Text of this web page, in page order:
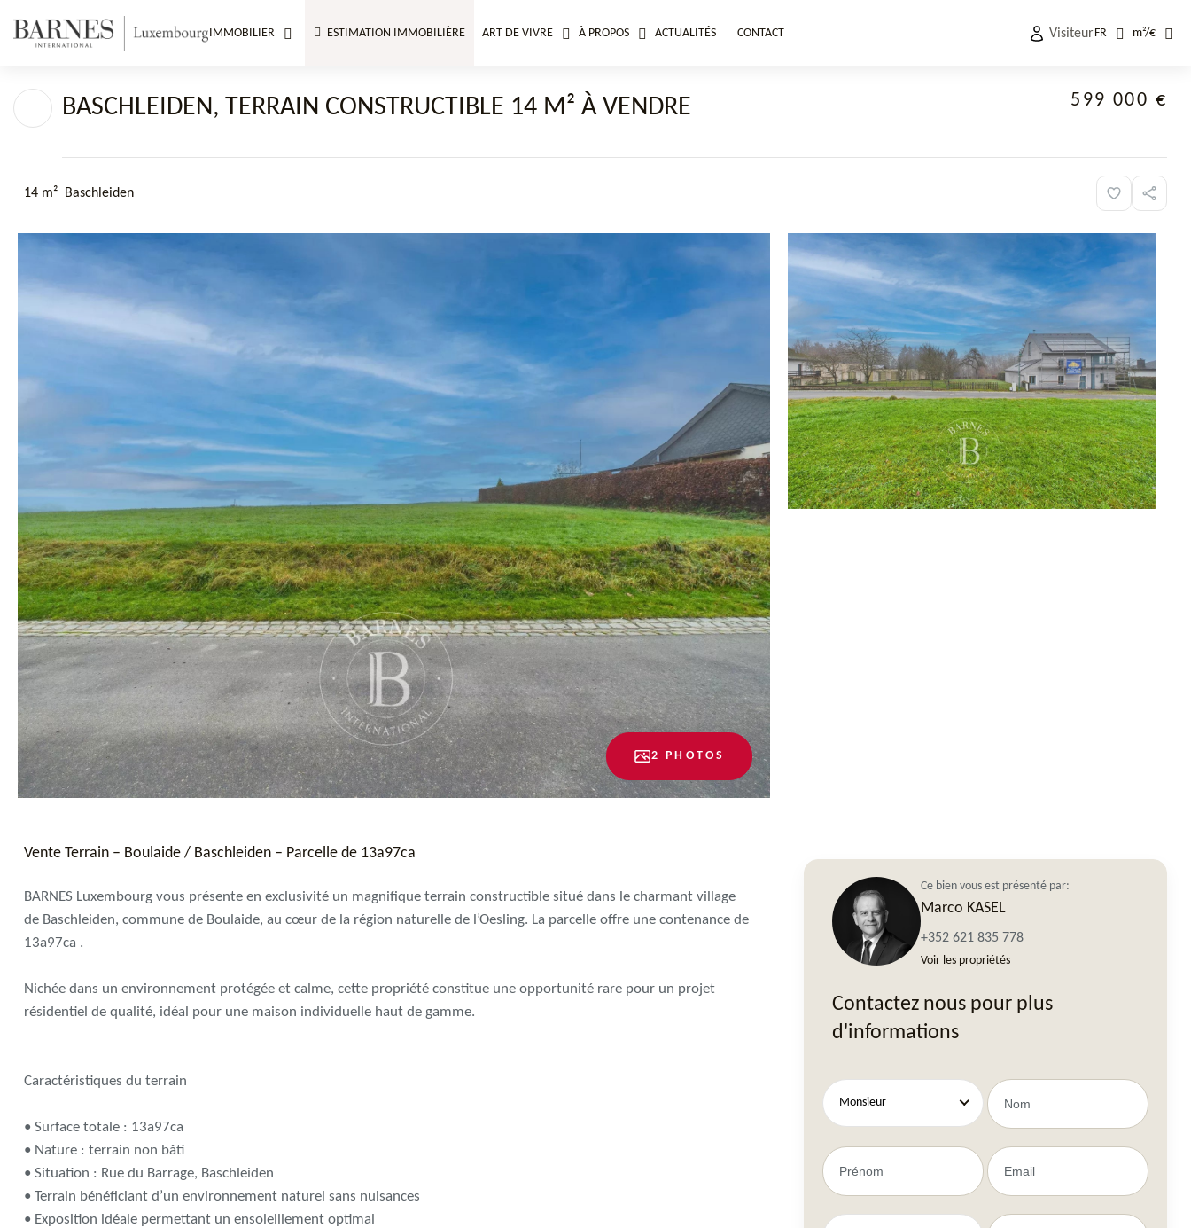
IMMOBILIER ESTIMATION IMMOBILIÈRE ART DE VIVRE À PROPOS ACTUALITÉS CONTACT VisiteurFR m²/€
BASCHLEIDEN, TERRAIN CONSTRUCTIBLE 14 M² À VENDRE 599 000 €
14 m² Baschleiden
2 PHOTOS
Vente Terrain – Boulaide / Baschleiden – Parcelle de 13a97ca
BARNES Luxembourg vous présente en exclusivité un magnifique terrain constructible situé dans le charmant village
de Baschleiden, commune de Boulaide, au cœur de la région naturelle de l’Oesling. La parcelle offre une contenance de
13a97ca .
Nichée dans un environnement protégée et calme, cette propriété constitue une opportunité rare pour un projet
résidentiel de qualité, idéal pour une maison individuelle haut de gamme.
Caractéristiques du terrain
• Surface totale : 13a97ca
• Nature : terrain non bâti
• Situation : Rue du Barrage, Baschleiden
• Terrain bénéficiant d’un environnement naturel sans nuisances
• Exposition idéale permettant un ensoleillement optimal
Ce bien vous est présenté par:
Marco KASEL
+352 621 835 778
Voir les propriétés
Contactez nous pour plus
d'informations
Monsieur